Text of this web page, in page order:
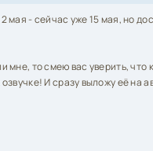
мая - сейчас уже 15 мая, но
то смею вас уверить, что
И сразу выложу её на